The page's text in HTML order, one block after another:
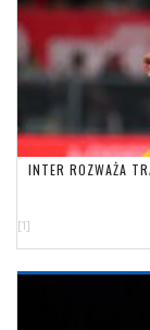
INTER ROZWAŻA
[1]